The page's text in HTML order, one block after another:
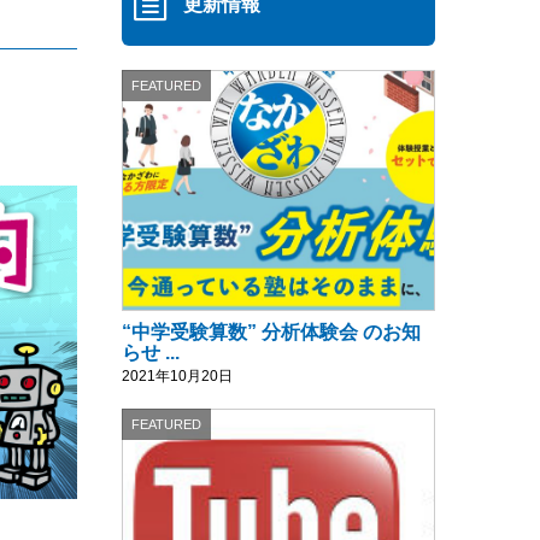
更新情報
FEATURED
“中学受験算数” 分析体験会 のお知
らせ ...
2021年10月20日
FEATURED